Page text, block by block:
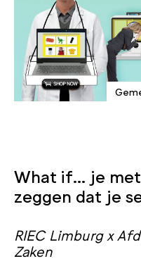
What if… je
zeggen dat je
RIEC Limburg x
Zaken